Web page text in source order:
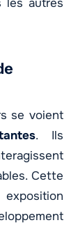
les autres
se voient
. Ils
Cette